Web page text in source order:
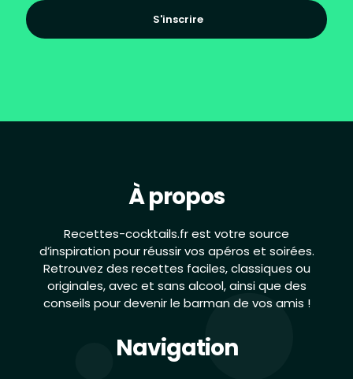
S'inscrire
À propos
Recettes-cocktails.fr est votre source
d’inspiration pour réussir vos apéros et soirées.
Retrouvez des recettes faciles, classiques ou
originales, avec et sans alcool, ainsi que des
conseils pour devenir le barman de vos amis !
Navigation